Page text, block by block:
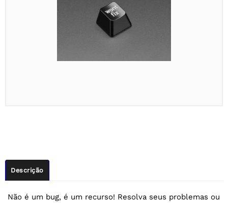
Descrição
Não é um bug, é um recurso! Resolva seus problemas ou